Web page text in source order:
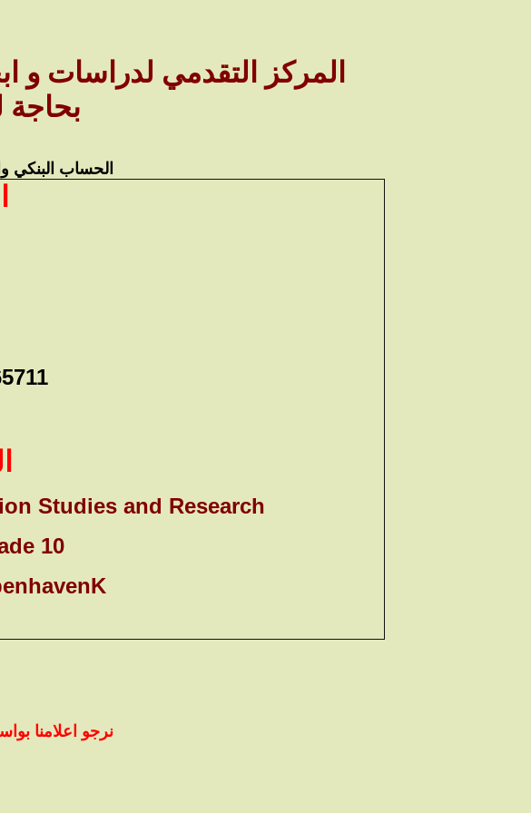
المركز التقدمي لدراسات
Studies and Research
10
نرجو اعلامنا